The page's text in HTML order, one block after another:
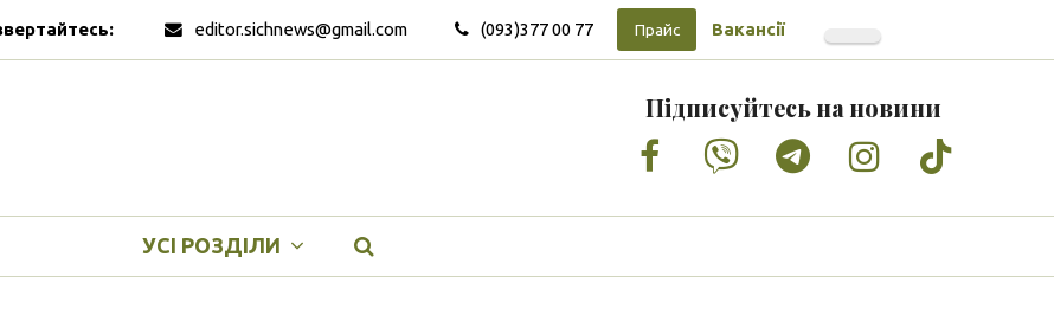
editor.sichnews@gmail.com (093)377 00 77 Прайс Вакансії
Підписуйтесь на новини
Facebook
VimeoTumblrInstagram
Tiktok
УСІ РОЗДІЛИ